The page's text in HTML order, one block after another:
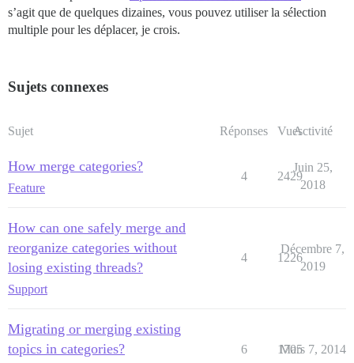
s’agit que de quelques dizaines, vous pouvez utiliser la sélection
multiple pour les déplacer, je crois.
Sujets connexes
Sujet Réponses VuesActivité
How merge categories?
Feature
4 2429
Juin 25,
2018
How can one safely merge and
reorganize categories without
losing existing threads?
Support
4 1226
Décembre 7,
2019
Migrating or merging existing
topics in categories?
6 1705
Mars 7, 2014